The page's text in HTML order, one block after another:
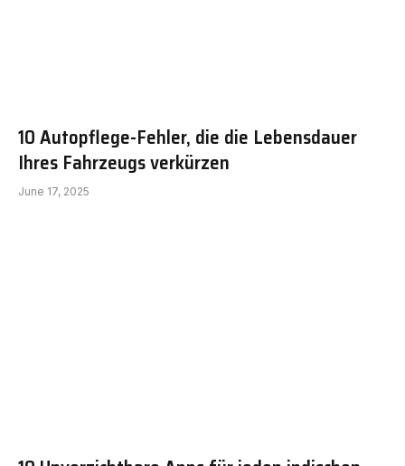
10 Autopflege-Fehler, die die Lebensdauer
Ihres Fahrzeugs verkürzen
June 17, 2025